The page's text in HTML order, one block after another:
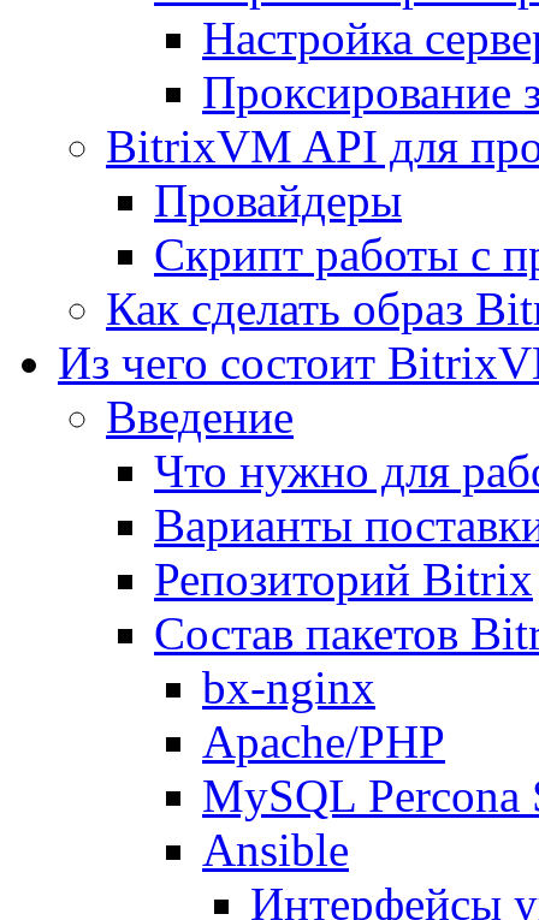
Настройка
Проксирование
BitrixVM API для
Провайдеры
Скрипт работы с
Как сделать образ
Из чего состоит
Введение
Что нужно для
Варианты
Репозиторий Bitrix
Состав пакетов
bx-nginx
Apache/PHP
MySQL Percona
Ansible
Интерфейсы